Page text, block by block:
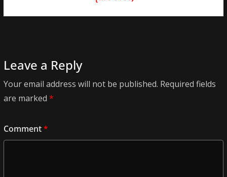
Leave a Reply
Your email address will not be published. Required fields
are marked *
Comment*